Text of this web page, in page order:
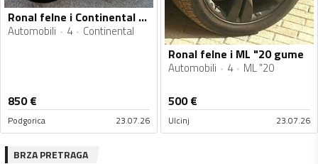
Ronal felne i Continental gume
Automobili 4 Continental
850€
Podgorica 23.07.26
Ronal felne i ML "20 gume
Automobili 4 ML "20
500€
Ulcinj 23.07.26
BRZA PRETRAGA